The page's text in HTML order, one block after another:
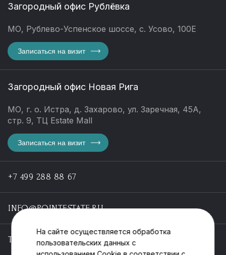
Загородный офис Рублёвка
МО, Рублево-Успенское шоссе, с. Усово, 100Е
Записаться на визит
Загородный офис Новая Рига
МО, г. о. Истра, д. Захарово, ул. Заречная, 45А,
стр. 9, ТЦ Estate Mall
Записаться на визит
+7 499 288 88 67
INFO@POINTESTATE.RU
TELEGRAM
На сайте осуществляется обработка
пользовательских данных с